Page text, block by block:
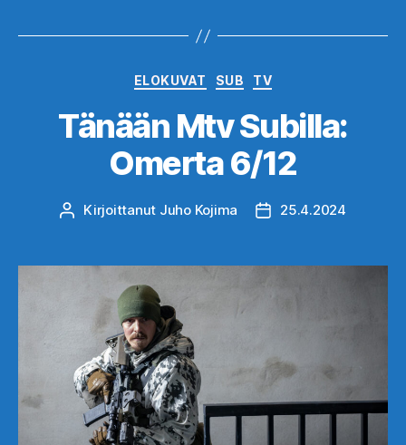
Kategoriat
ELOKUVAT SUB TV
Tänään Mtv Subilla:
Omerta 6/12
Kirjoittaja
Kirjoittanut Juho Kojima Julkaisupäivämäärä
25.4.2024